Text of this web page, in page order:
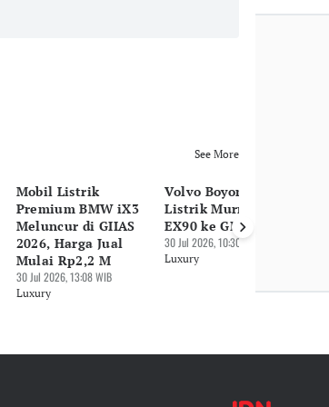
See More
Mobil Listrik
Premium BMW iX3
Meluncur di GIIAS
2026, Harga Jual
Mulai Rp2,2 M
30 Jul 2026, 13:08 WIB
Luxury
Volvo Boyong SUV
Listrik Murni Mewah
EX90 ke GIIAS 2026
30 Jul 2026, 10:30 WIB
Luxury
30